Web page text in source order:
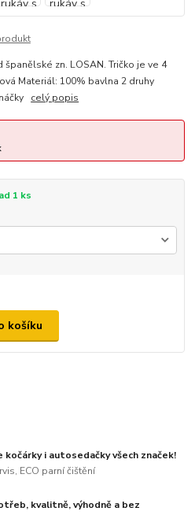
zn. LOSAN. Tričko je ve 4
Materiál: 100% bavlna 2 druhy
celý popis
1 ks
košíku
kočárky i autosedačky všech značek!
ECO parní čištění
kvalitně, výhodně a bez